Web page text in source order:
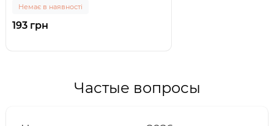
Немає в наявності
193 грн
Частые вопросы